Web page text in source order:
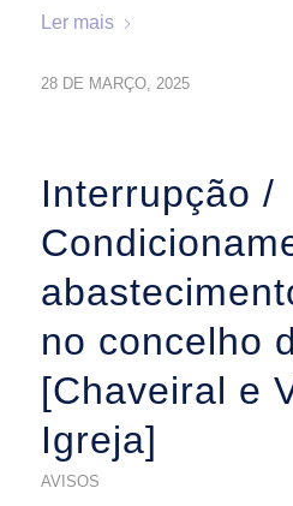
Ler mais
28 DE MARÇO, 2025
Interrupção /
no concelho
[Chaveiral e
Igreja]
AVISOS